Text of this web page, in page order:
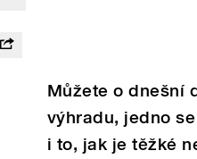
Můžete o dnešní
výhradu, jedno
i to, jak je těžké